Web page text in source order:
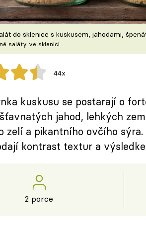
do sklenice s kuskusem, jahodami,
saláty ve sklenici
44x
kuskusu se postarají o
jahod, lehkých
zelí a pikantního ovčího
kontrast textur a
2 porce